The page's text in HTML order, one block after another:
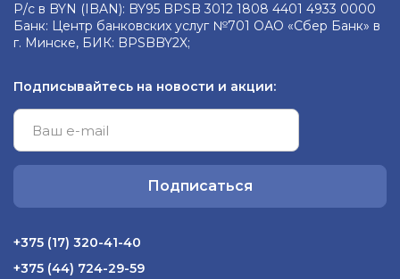
Р/с в BYN (IBAN): BY95 BPSB 3012 1808 4401 4933 0000
Банк: Центр банковских услуг №701 ОАО «Сбер Банк» в
г. Минске, БИК: BPSBBY2X;
Подписывайтесь на новости и акции:
Подписаться
+375 (17) 320-41-40
+375 (44) 724-29-59